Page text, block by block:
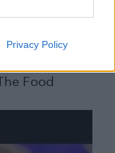
Privacy Policy
την απώλεια
Food